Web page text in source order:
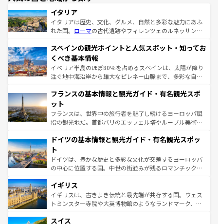
イタリア
イタリアは歴史、文化、グルメ、自然と多彩な魅力にあふ
れた国。 ローマの古代遺跡やフィレンツェのルネッサンス
ろん、トスカーナの美しい田園風景やアマルフィ海岸の絶
景など、自然景観も見逃せない。観光の合間には、本場の
ピザやパスタなど、絶品のイタリア料理を堪能することも
できる。朝目覚めてから夜眠るまで、すべての瞬間を楽し
なお、新着のイタリア情報はコンテンツ一覧を参照してほ
しい。
スペインの観光ポイントと人気スポット・知ってお
くべき基本情報
イベリア半島のほぼ80％を占めるスペインは、太陽が降り
注ぐ地中海沿岸から雄大なピレネー山脈まで、多彩な自然
文化が根付くこの国では、情熱的なフラメンコ、熱気あふ
れる闘牛、そして美味しいタパスが生活の一部となってい
る。首都マドリードの洗練された雰囲気や、バルセロナの
アートに溢れた街角から、地方では古代ローマ遺跡や中世
せる。地方によって風土や気候が異なるスペインはその個
ンテンツ一覧 を参照してほしい。
フランスの基本情報と観光ガイド・有名観光スポ
ット
フランスは、世界中の旅行者を魅了し続けるヨーロッパ屈
指の観光地だ。首都パリのエッフェル塔やルーブル美術館
で、幅広い魅力が詰まっている。華麗な宮殿、歴史的な大
聖堂、美しいビーチ、そして豊かな自然が、訪れる者を心
から魅了する。また、フランスは美食の国としても知ら
れ、フランス料理はユネスコ無形文化遺産にも登録されて
香り高いラベンダー畑など、多彩な楽しみ方が可能だ。さ
らに、パリ以外の地域にも魅力が溢れており、どの街角に
も豊かな歴史と文化が息づいている。パリ以外の個性あふ
ドイツの基本情報と観光ガイド・有名観光スポッ
ト
ドイツは、豊かな歴史と多彩な文化が交差するヨーロッパ
の中心に位置する国。中世の街並みが残るロマンチック街
顔を持つこの国は、どこを歩いても飽きることがない。ベ
ルリンの文化的活気、バイエルン州のアルプスの絶景、そ
してライン川沿いのワイン畑といった風景は必見。ビール
は、お酒好きな人にはぜひ体験してほしい。 なお、新着の
イギリス
イギリスは、古きよき伝統と最先端が共存する国。ウェス
トミンスター寺院や大英博物館のようなランドマーク、歴
リアごとに異なる魅力がある。また、優雅なアフタヌーン
スイス